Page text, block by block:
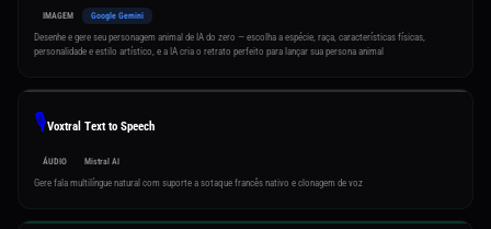
IMAGEM Google Gemini
Desenhe e gere seu personagem animal de IA do zero — escolha a espécie, raça, características físicas,
personalidade e estilo artístico, e a IA cria o retrato perfeito para lançar sua persona animal
🎙️Voxtral Text to Speech
ÁUDIO Mistral AI
Gere fala multilíngue natural com suporte a sotaque francês nativo e clonagem de voz